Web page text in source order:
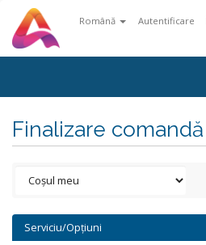
Română Autentificare
Finalizare comandă
Serviciu/Opțiuni